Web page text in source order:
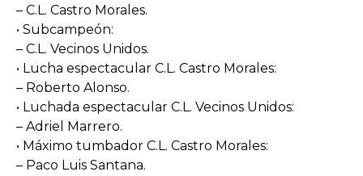
– C.L. Castro Morales.
• Subcampeón:
– C.L. Vecinos Unidos.
• Lucha espectacular C.L. Castro Morales:
– Roberto Alonso.
• Luchada espectacular C.L. Vecinos Unidos:
– Adriel Marrero.
• Máximo tumbador C.L. Castro Morales:
– Paco Luis Santana.